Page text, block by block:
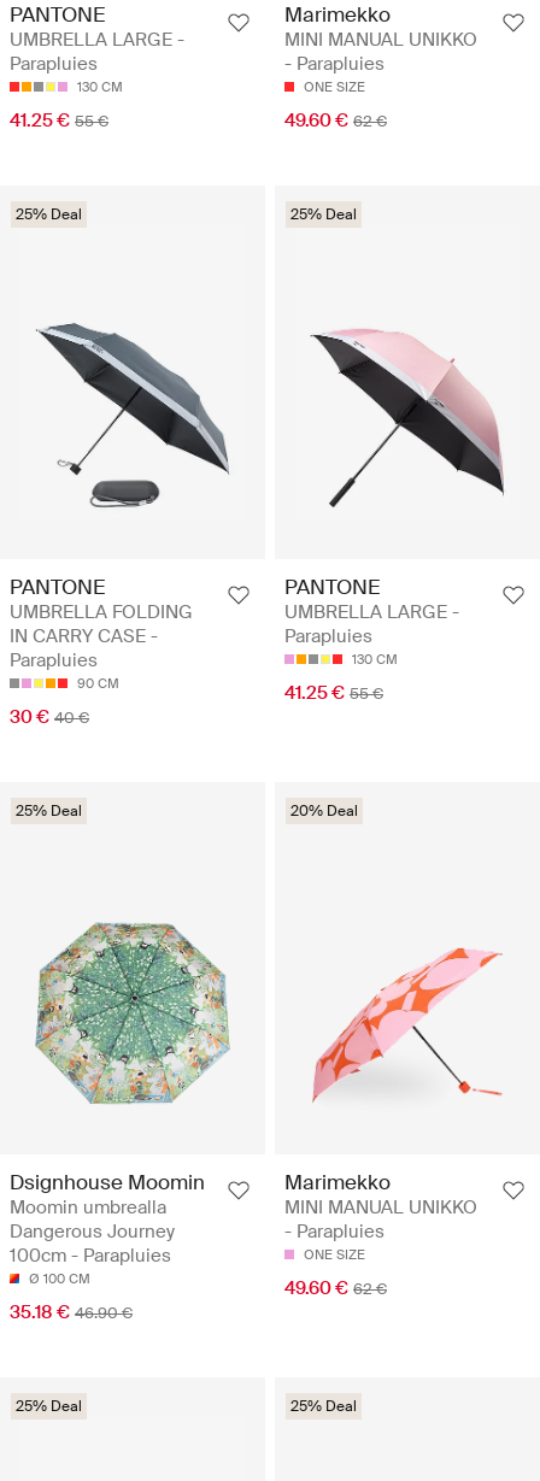
PANTONE
UMBRELLA LARGE -
Parapluies
130 CM
41.25 € 55 €
Marimekko
MINI MANUAL UNIKKO
- Parapluies
ONE SIZE
49.60 € 62 €
25% Deal
PANTONE
UMBRELLA FOLDING
IN CARRY CASE -
Parapluies
90 CM
30 € 40 €
25% Deal
PANTONE
UMBRELLA LARGE -
Parapluies
130 CM
41.25 € 55 €
25% Deal
Dsignhouse Moomin
Moomin umbrealla
Dangerous Journey
100cm - Parapluies
Ø 100 CM
35.18 € 46.90 €
20% Deal
Marimekko
MINI MANUAL UNIKKO
- Parapluies
ONE SIZE
49.60 € 62 €
25% Deal 25% Deal